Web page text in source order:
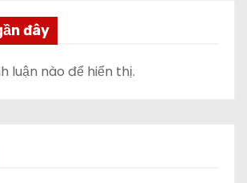
đây
luận nào để hiển thị.